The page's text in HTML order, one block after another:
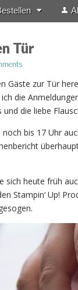
Tür
Gäste zur Tür
die
und die liebe
bis 17 Uhr
sich heute früh
Stampin‘ Up!